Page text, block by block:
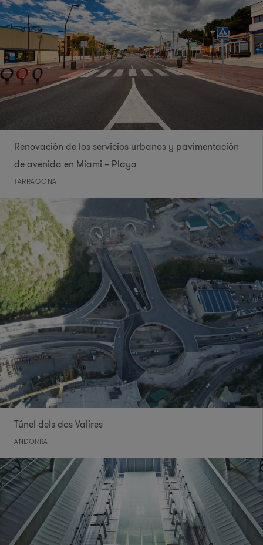
Renovación de los servicios urbanos y pavimentación
de avenida en Miami – Playa
TARRAGONA
Túnel dels dos Valires
ANDORRA